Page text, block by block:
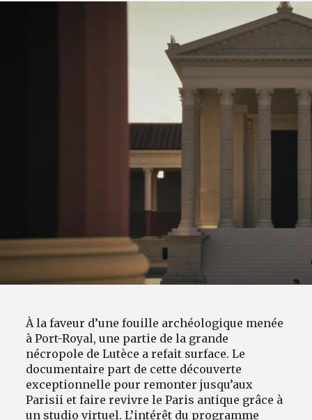
À la faveur d’une fouille archéologique menée
à Port-Royal, une partie de la grande
nécropole de Lutèce a refait surface. Le
documentaire part de cette découverte
exceptionnelle pour remonter jusqu’aux
Parisii et faire revivre le Paris antique grâce à
un studio virtuel. L’intérêt du programme